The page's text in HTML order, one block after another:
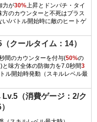
力が30%上昇とドンパチ・タイ
方のカウンターと不死はプラス
/バトル開始時に敵のヒートゲ
クールタイム：14）
間のカウンターを付与(50%の
味方全体の防御力を7.0秒間3
ル開始時発動（スキルレベル最
（消費ゲージ：2/ク